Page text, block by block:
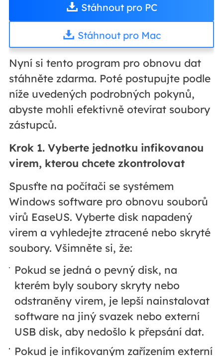
Stáhnout pro PC
Stáhnout pro Mac
Nyní si tento program pro obnovu dat
stáhněte zdarma. Poté postupujte podle
níže uvedených podrobných pokynů,
abyste mohli efektivně otevírat soubory
zástupců.
Krok 1. Vyberte jednotku infikovanou
virem, kterou chcete zkontrolovat
Spusťte na počítači se systémem
Windows software pro obnovu souborů
virů EaseUS. Vyberte disk napadený
virem a vyhledejte ztracené nebo skryté
soubory. Všimněte si, že:
Pokud se jedná o pevný disk, na
kterém byly soubory skryty nebo
odstraněny virem, je lepší nainstalovat
software na jiný svazek nebo externí
USB disk, aby nedošlo k přepsání dat.
Pokud je infikovaným zařízením externí